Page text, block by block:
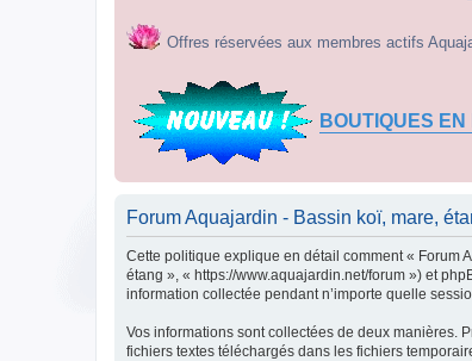
Offres réservées aux membres actifs
BOUTIQUES
Forum Aquajardin - Bassin koï, mare,
Cette politique explique en détail comment « Forum
étang », « https://www.aquajardin.net/forum ») et
information collectée pendant n’importe quelle
Vos informations sont collectées de deux manières.
fichiers textes téléchargés dans les fichiers